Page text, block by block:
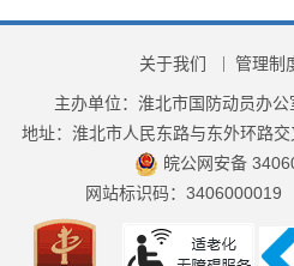
关于我们 管理制
主办单位：淮北市国防动员办公
地址：淮北市人民东路与东外环路交
皖公网安备
网站标识码：3406000019